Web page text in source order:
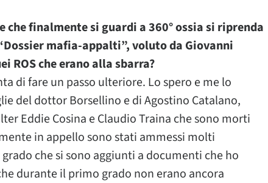
che finalmente si guardi a 360° ossia si riprenda
mafia-appalti”, voluto da Giovanni
ROS che erano alla sbarra?
di fare un passo ulteriore. Lo spero e me lo
del dottor Borsellino e di Agostino Catalano,
Eddie Cosina e Claudio Traina che sono morti
in appello sono stati ammessi molti
che si sono aggiunti a documenti che ho
durante il primo grado non erano ancora